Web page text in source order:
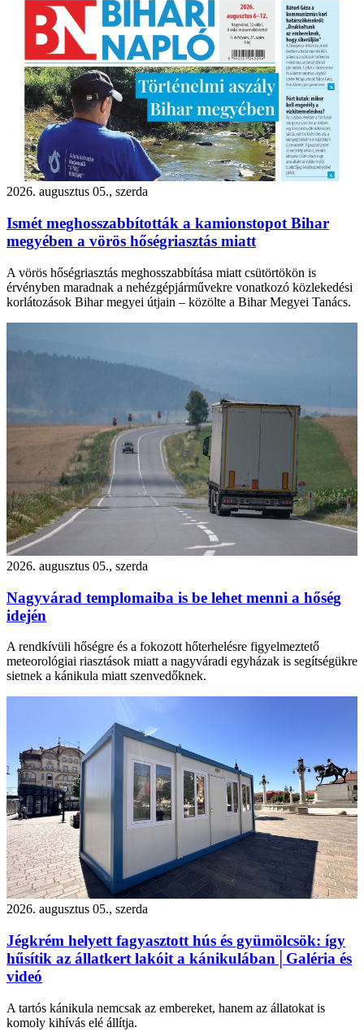
2026. augusztus 05., szerda
Ismét meghosszabbították a kamionstopot Bihar
megyében a vörös hőségriasztás miatt
A vörös hőségriasztás meghosszabbítása miatt csütörtökön is
érvényben maradnak a nehézgépjárművekre vonatkozó közlekedési
korlátozások Bihar megyei útjain – közölte a Bihar Megyei Tanács.
2026. augusztus 05., szerda
Nagyvárad templomaiba is be lehet menni a hőség
idején
A rendkívüli hőségre és a fokozott hőterhelésre figyelmeztető
meteorológiai riasztások miatt a nagyváradi egyházak is segítségükre
sietnek a kánikula miatt szenvedőknek.
2026. augusztus 05., szerda
Jégkrém helyett fagyasztott hús és gyümölcsök: így
hűsítik az állatkert lakóit a kánikulában│Galéria és
videó
A tartós kánikula nemcsak az embereket, hanem az állatokat is
komoly kihívás elé állítja.